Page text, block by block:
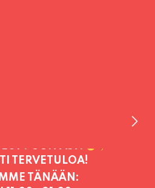
TÄNÄÄN:
11:00 - 21:00